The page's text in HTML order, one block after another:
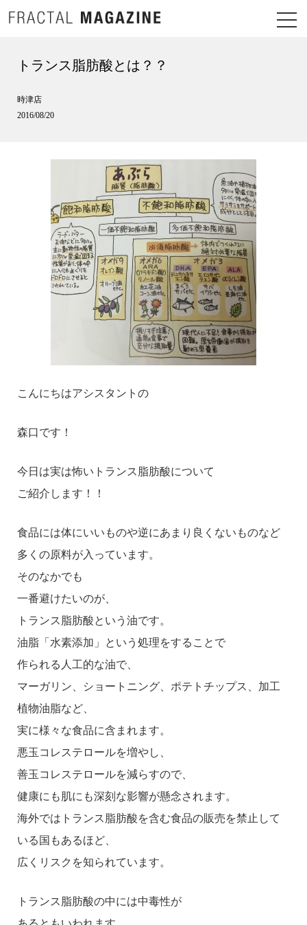
トランス脂肪酸とは？？
時津店
2016/08/20
こんにちはアシスタントの
森口です！
今日は実は怖いトランス脂肪酸について
ご紹介します！！
食品には体にいいものや逆にあまり良くないものなど
多くの原料が入っています。
そのなかでも
一番避けたいのが、
トランス脂肪酸という油です。
油脂「水素添加」という処理をすることで
作られる人工的な油で、
マーガリン、ショートニング、ポテトチップス、加工
植物油脂など、
実に様々な食品に含まれます。
悪玉コレステロールを増やし、
善玉コレステロールを減らすので、
健康にも肌にも深刻な影響が懸念されます。
海外ではトランス脂肪酸を含む食品の販売を禁止して
いる国もあるほど、
広くリスクを知られています。
トランス脂肪酸の中には中毒性が